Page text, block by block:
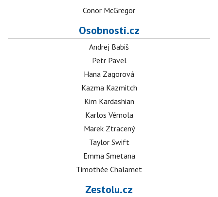
Conor McGregor
Osobnosti.cz
Andrej Babiš
Petr Pavel
Hana Zagorová
Kazma Kazmitch
Kim Kardashian
Karlos Vémola
Marek Ztracený
Taylor Swift
Emma Smetana
Timothée Chalamet
Zestolu.cz